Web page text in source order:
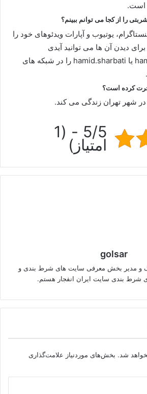
است.
را از کجا می توانم ببینم؟
یوتیوب و آپارات ویدئوهای خود را
دیدن آن ها می توانید آیدی
hamid.agha.mashti یا hamid.sharbati را در شبکه های
کرده است؟
در شهر تهران زندگی می کند.
5/5 - (1
امتیاز)
golsar
و مدیر بخش معرفی سایت های شرط بندی و
شرط بندی سایت ایران انفجار هستم.
شد. بخش‌های موردنیاز علامت‌گذاری